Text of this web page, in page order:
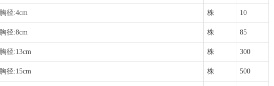
胸径:4cm 株 10
胸径:8cm 株 85
胸径:13cm 株 300
胸径:15cm 株 500